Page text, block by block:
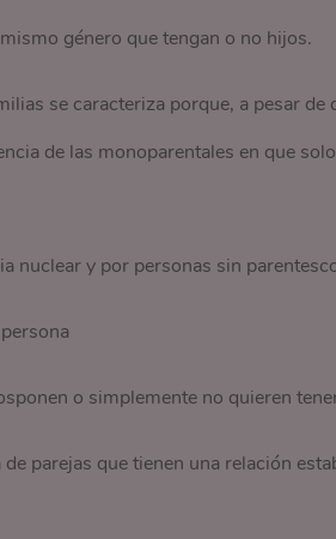
género que tengan o no hijos.
se caracteriza porque, a pesar de
de las monoparentales en que
nuclear y por personas sin
o simplemente no quieren
de parejas que tienen una relación